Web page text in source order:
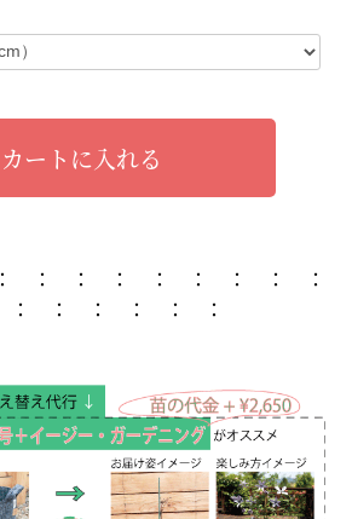
カートに入れる
： ： ： ： ： ： ： ：
： ： ： ： ：